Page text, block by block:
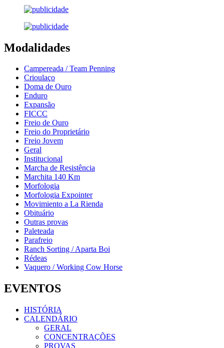
Modalidades
Campereada / Team Penning
Crioulaço
Doma de Ouro
Enduro
Expansão
FICCC
Freio de Ouro
Freio do Proprietário
Freio Jovem
Geral
Institucional
Marcha de Resistência
Marchita 140 Km
Morfologia
Morfologia Expointer
Movimiento a La Rienda
Obituário
Outras provas
Paleteada
Parafreio
Ranch Sorting / Aparta Boi
Rédeas
Vaquero / Working Cow Horse
EVENTOS
HISTÓRIA
CALENDÁRIO
GERAL
CONCENTRAÇÕES
PROVAS